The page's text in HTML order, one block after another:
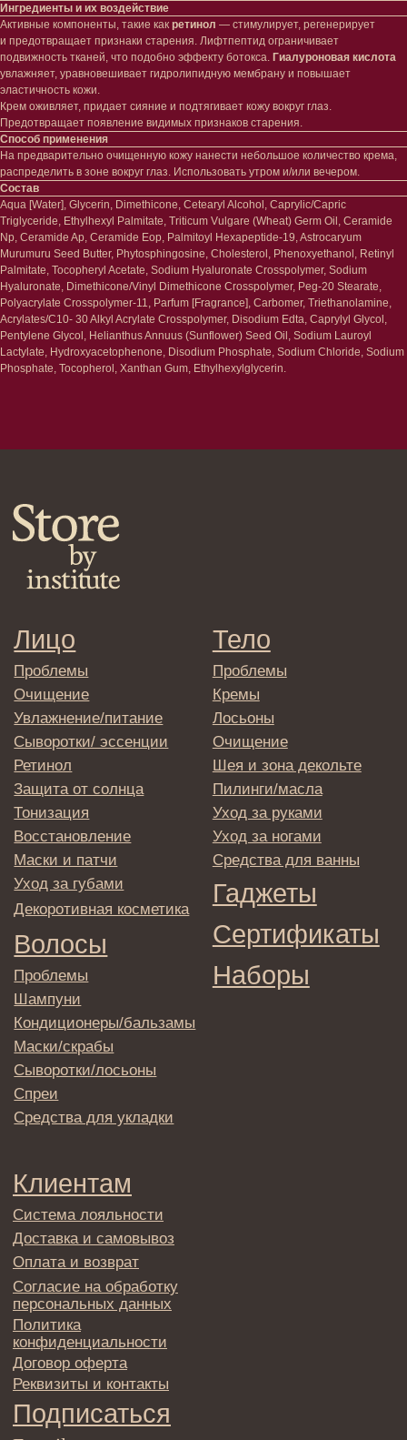
Ингредиенты и их воздействие
Активные компоненты, такие как ретинол — стимулирует, регенерирует
и предотвращает признаки старения. Лифтпептид ограничивает
подвижность тканей, что подобно эффекту ботокса. Гиалуроновая кислота
увлажняет, уравновешивает гидролипидную мембрану и повышает
эластичность кожи.
Крем оживляет, придает сияние и подтягивает кожу вокруг глаз.
Предотвращает появление видимых признаков старения.
Способ применения
На предварительно очищенную кожу нанести небольшое количество крема,
распределить в зоне вокруг глаз. Использовать утром и/или вечером.
Состав
Aqua [Water], Glycerin, Dimethicone, Cetearyl Alcohol, Caprylic/Capric
Triglyceride, Ethylhexyl Palmitate, Triticum Vulgare (Wheat) Germ Oil, Ceramide
Np, Ceramide Ap, Ceramide Eop, Palmitoyl Hexapeptide-19, Astrocaryum
Murumuru Seed Butter, Phytosphingosine, Cholesterol, Phenoxyethanol, Retinyl
Palmitate, Tocopheryl Acetate, Sodium Hyaluronate Crosspolymer, Sodium
Hyaluronate, Dimethicone/Vinyl Dimethicone Crosspolymer, Peg-20 Stearate,
Polyacrylate Crosspolymer-11, Parfum [Fragrance], Carbomer, Triethanolamine,
Acrylates/C10- 30 Alkyl Acrylate Crosspolymer, Disodium Edta, Caprylyl Glycol,
Pentylene Glycol, Helianthus Annuus (Sunflower) Seed Oil, Sodium Lauroyl
Lactylate, Hydroxyacetophenone, Disodium Phosphate, Sodium Chloride, Sodium
Phosphate, Tocopherol, Xanthan Gum, Ethylhexylglycerin.
Тело
Кремы
Лосьоны
Очищение
Шея и зона декольте
Пилинги/масла
Уход за руками
Уход за ногами
Средства для ванны
Гаджеты
Сертификаты
Клиентам
Система лояльности
Согласие на обработку
персональных данных
конфиденциальности
Договор оферта
Реквизиты и контакты
Подписаться
E-mail
Отправляя адрес электронной почты
вы соглашаетесь с политикой в отношении
обработки персональных данных
Лицо
Проблемы
Очищение
Увлажнение/питание
Сыворотки/ эссенции
Ретинол
Защита от солнца
Тонизация
Восстановление
Маски и патчи
Уход за губами
Декоротивная косметика
Средства для укладки